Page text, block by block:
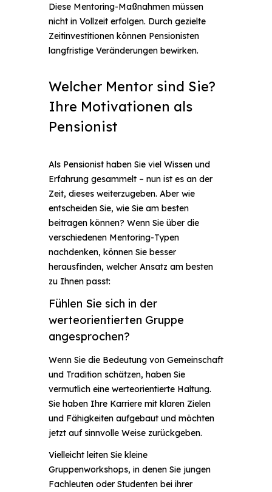
Diese Mentoring-Maßnahmen müssen
nicht in Vollzeit erfolgen. Durch gezielte
Zeitinvestitionen können Pensionisten
langfristige Veränderungen bewirken.
Welcher Mentor sind Sie?
Ihre Motivationen als
Pensionist
Als Pensionist haben Sie viel Wissen und
Erfahrung gesammelt – nun ist es an der
Zeit, dieses weiterzugeben. Aber wie
entscheiden Sie, wie Sie am besten
beitragen können? Wenn Sie über die
verschiedenen Mentoring-Typen
nachdenken, können Sie besser
herausfinden, welcher Ansatz am besten
zu Ihnen passt:
Fühlen Sie sich in der
werteorientierten Gruppe
angesprochen?
Wenn Sie die Bedeutung von Gemeinschaft
und Tradition schätzen, haben Sie
vermutlich eine werteorientierte Haltung.
Sie haben Ihre Karriere mit klaren Zielen
und Fähigkeiten aufgebaut und möchten
jetzt auf sinnvolle Weise zurückgeben.
Vielleicht leiten Sie kleine
Gruppenworkshops, in denen Sie jungen
Fachleuten oder Studenten bei ihrer